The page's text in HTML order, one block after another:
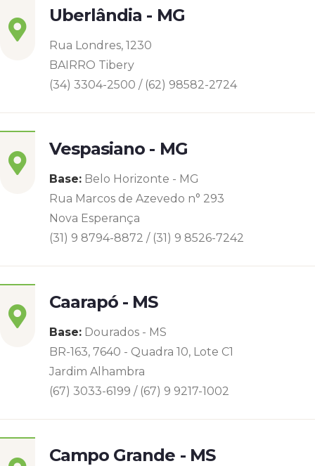
Uberlândia - MG
Rua Londres, 1230
BAIRRO Tibery
(34) 3304-2500 / (62) 98582-2724
Vespasiano - MG
Base: Belo Horizonte - MG
Rua Marcos de Azevedo n° 293
Nova Esperança
(31) 9 8794-8872 / (31) 9 8526-7242
Caarapó - MS
Base: Dourados - MS
BR-163, 7640 - Quadra 10, Lote C1
Jardim Alhambra
(67) 3033-6199 / (67) 9 9217-1002
Campo Grande - MS